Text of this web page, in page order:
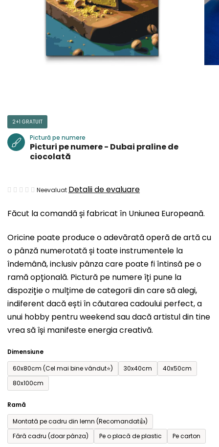
Făcut la comandă și fabricat în Uniunea Europeană.
Oricine poate produce o adevărată operă de artă cu
o pânză numerotată și toate instrumentele la
îndemână, inclusiv pânza care poate fi întinsă pe o
ramă opțională. Pictură pe numere îți pune la
dispoziție o mulțime de categorii din care să alegi,
indiferent dacă ești în căutarea cadoului perfect, a
unui hobby pentru weekend sau dacă artistul din tine
vrea să își manifeste energia creativă.
Dimensiune
60x80cm (Cel mai bine vândut⭐)
30x40cm
40x50cm
80x100cm
Ramă
Montată pe cadru din lemn (Recomandat👍)
Fără cadru (doar pânza)
Pe o placă de plastic Pe carton
2+1 GRATUIT
Pictură pe numere
Picturi pe numere - Dubai praline de
ciocolată
Evaluarea
a
este
0,0
din
5
stele.
Neevaluat Detalii de evaluare